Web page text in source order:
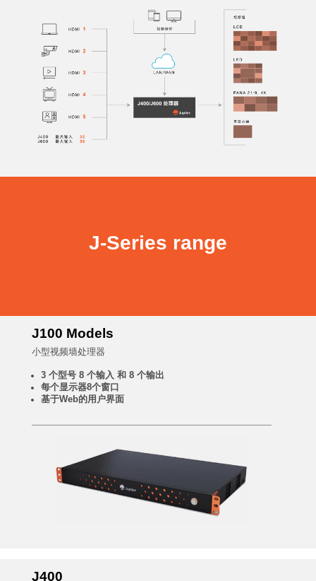
J-Series range
J100 Models
小型视频墙处理器
3 个型号 8 个输入 和 8 个输出
每个显示器8个窗口
基于Web的用户界面
J400